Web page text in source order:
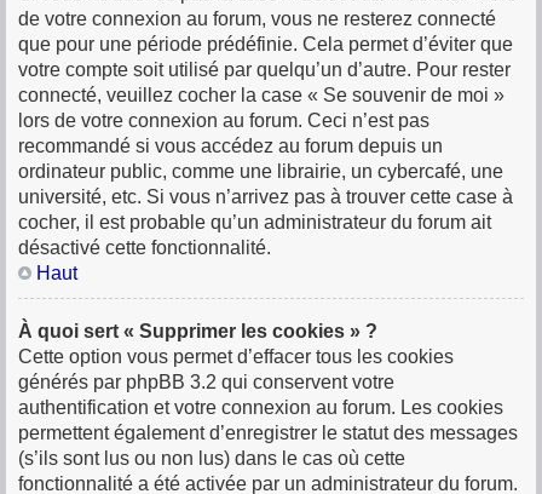
de votre connexion au forum, vous ne resterez connecté
que pour une période prédéfinie. Cela permet d’éviter que
votre compte soit utilisé par quelqu’un d’autre. Pour rester
connecté, veuillez cocher la case « Se souvenir de moi »
lors de votre connexion au forum. Ceci n’est pas
recommandé si vous accédez au forum depuis un
ordinateur public, comme une librairie, un cybercafé, une
université, etc. Si vous n’arrivez pas à trouver cette case à
cocher, il est probable qu’un administrateur du forum ait
désactivé cette fonctionnalité.
Haut
À quoi sert « Supprimer les cookies » ?
Cette option vous permet d’effacer tous les cookies
générés par phpBB 3.2 qui conservent votre
authentification et votre connexion au forum. Les cookies
permettent également d’enregistrer le statut des messages
(s’ils sont lus ou non lus) dans le cas où cette
fonctionnalité a été activée par un administrateur du forum.